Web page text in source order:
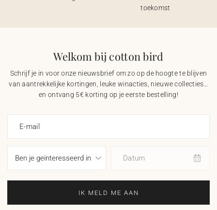
toekomst
Welkom bij cotton bird
Schrijf je in voor onze nieuwsbrief om zo op de hoogte te blijven
van aantrekkelijke kortingen, leuke winacties, nieuwe collecties…
en ontvang 5€ korting op je eerste bestelling!
E-mail
Datum
IK MELD ME AAN